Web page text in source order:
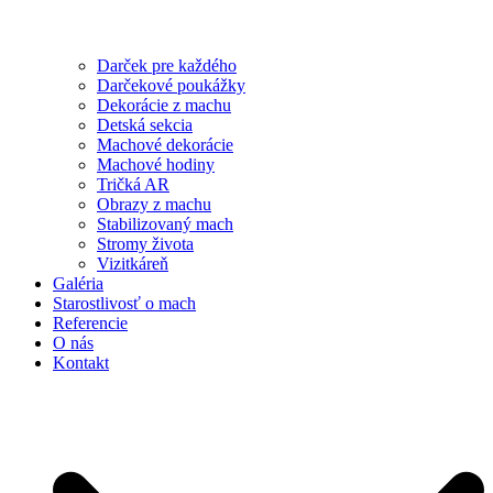
Darček pre každého
Darčekové poukážky
Dekorácie z machu
Detská sekcia
Machové dekorácie
Machové hodiny
Tričká AR
Obrazy z machu
Stabilizovaný mach
Stromy života
Vizitkáreň
Galéria
Starostlivosť o mach
Referencie
O nás
Kontakt